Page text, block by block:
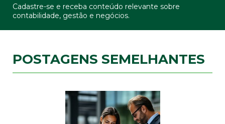
Cadastre-se e receba conteúdo relevante sobre
contabilidade, gestão e negócios.
POSTAGENS SEMELHANTES